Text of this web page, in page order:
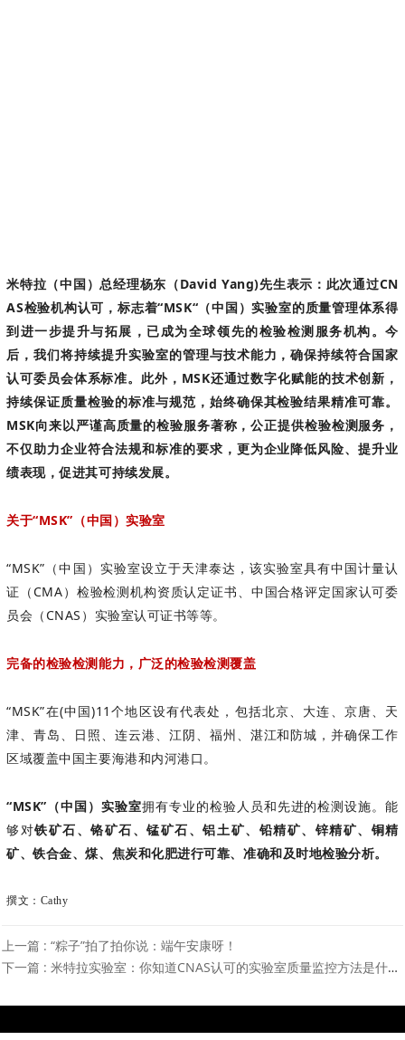
米特拉（中国）总经理杨东（David Yang)先生表示：此次通过CN
AS检验机构认可，标志着“MSK“（中国）实验室的质量管理体系得
到进一步提升与拓展，已成为全球领先的检验检测服务机构。今
后，我们将持续提升实验室的管理与技术能力，确保持续符合国家
认可委员会体系标准。此外，MSK还通过数字化赋能的技术创新，
持续保证质量检验的标准与规范，始终确保其检验结果精准可靠。
MSK向来以严谨高质量的检验服务著称，公正提供检验检测服务，
不仅助力企业符合法规和标准的要求，更为企业降低风险、提升业
绩表现，促进其可持续发展。
关于“MSK”（中国）实验室
“MSK”（中国）实验室设立于天津泰达，该实验室具有中国计量认
证（CMA）检验检测机构资质认定证书、中国合格评定国家认可委
员会（CNAS）实验室认可证书等等。
完备的检验检测能力，广泛的检验检测覆盖
“MSK”在(中国)11个地区设有代表处，包括北京、大连、京唐、天
津、青岛、日照、连云港、江阴、福州、湛江和防城，并确保工作
区域覆盖中国主要海港和内河港口。
“MSK”（中国）实验室拥有专业的检验人员和先进的检测设施。能
够对铁矿石、铬矿石、锰矿石、铝土矿、铅精矿、锌精矿、铜精
矿、铁合金、煤、焦炭和化肥进行可靠、准确和及时地检验分析。
撰文：Cathy
上一篇 : “粽子”拍了拍你说：端午安康呀！
下一篇 : 米特拉实验室：你知道CNAS认可的实验室质量监控方法是什么吗？